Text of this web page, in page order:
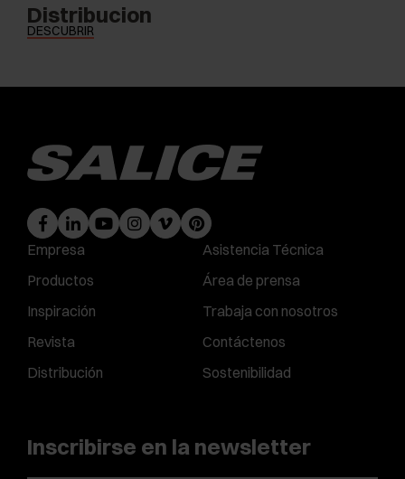
Distribucion
DESCUBRIR
Empresa
Productos
Inspiración
Revista
Distribución
Asistencia Técnica
Área de prensa
Trabaja con nosotros
Contáctenos
Sostenibilidad
Inscribirse en la newsletter